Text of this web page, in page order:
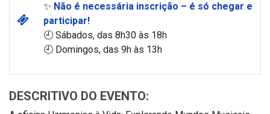
✨ Não é necessária inscrição – é só chegar e
participar!
🕘 Sábados, das 8h30 às 18h
🕘 Domingos, das 9h às 13h
DESCRITIVO DO EVENTO: